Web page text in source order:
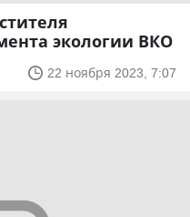
экологии ВКО
22 ноября 2023, 7:07